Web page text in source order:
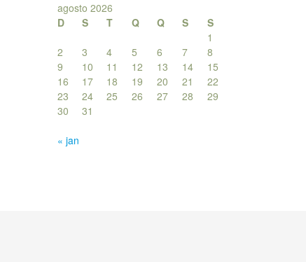
agosto 2026
D
S T Q Q S
S
1
2
3 4 5 6 7
8
9
10 11 12 13 14
15
16
17 18 19 20 21
22
23
24 25 26 27 28
29
30
31
« jan